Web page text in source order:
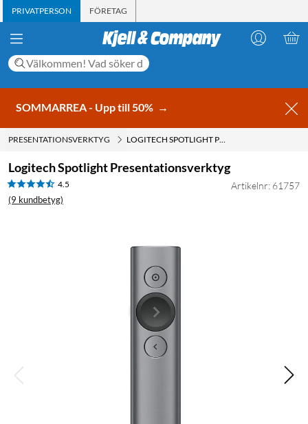
PRIVATPERSON FÖRETAG
SOMMARREA - Upp till 50% →
PRESENTATIONSVERKTYG LOGITECH SPOTLIGHT PRESENTATIONSVERKTYG
Logitech Spotlight Presentationsverktyg
4.5
(9 kundbetyg)
Artikelnr: 61757